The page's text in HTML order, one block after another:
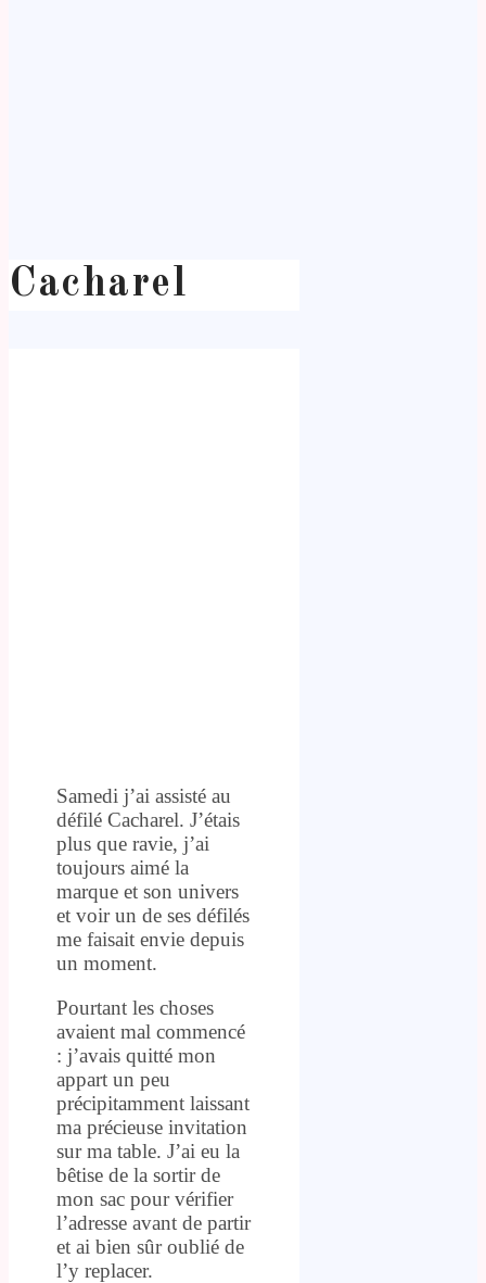
Cacharel
Samedi j’ai assisté au
défilé Cacharel. J’étais
plus que ravie, j’ai
toujours aimé la
marque et son univers
et voir un de ses défilés
me faisait envie depuis
un moment.
Pourtant les choses
avaient mal commencé
: j’avais quitté mon
appart un peu
précipitamment laissant
ma précieuse invitation
sur ma table. J’ai eu la
bêtise de la sortir de
mon sac pour vérifier
l’adresse avant de partir
et ai bien sûr oublié de
l’y replacer.